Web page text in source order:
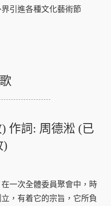
引進各種文化藝術節
作詞: 周德淞 (已
)
一次全體委員聚會中，時
，有着它的宗旨，它所負